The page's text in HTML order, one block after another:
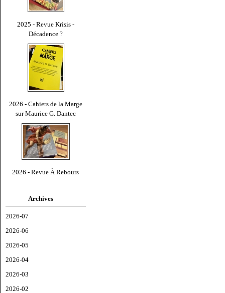
2025 - Revue Krisis -
Décadence ?
2026 - Cahiers de la Marge
sur Maurice G. Dantec
2026 - Revue À Rebours
Archives
2026-07
2026-06
2026-05
2026-04
2026-03
2026-02